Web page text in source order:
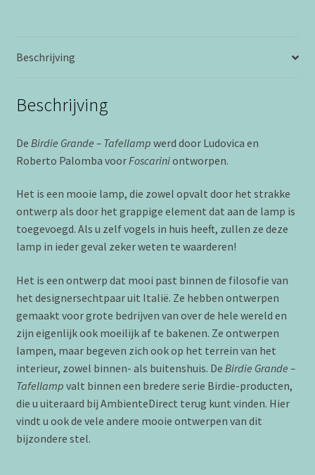
Beschrijving
Beschrijving
De Birdie Grande – Tafellamp werd door Ludovica en
Roberto Palomba voor Foscariniontworpen.
Het is een mooie lamp, die zowel opvalt door het strakke
ontwerp als door het grappige element dat aan de lamp is
toegevoegd. Als u zelf vogels in huis heeft, zullen ze deze
lamp in ieder geval zeker weten te waarderen!
Het is een ontwerp dat mooi past binnen de filosofie van
het designersechtpaar uit Italië. Ze hebben ontwerpen
gemaakt voor grote bedrijven van over de hele wereld en
zijn eigenlijk ook moeilijk af te bakenen. Ze ontwerpen
lampen, maar begeven zich ook op het terrein van het
interieur, zowel binnen- als buitenshuis. De Birdie Grande –
Tafellamp valt binnen een bredere serie Birdie-producten,
die u uiteraard bij AmbienteDirect terug kunt vinden. Hier
vindt u ook de vele andere mooie ontwerpen van dit
bijzondere stel.